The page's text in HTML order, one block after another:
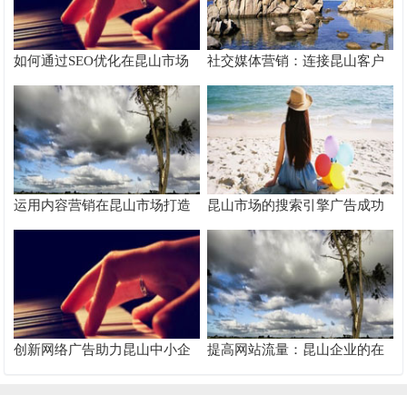
如何通过SEO优化在昆山市场
脱颖而出
社交媒体营销：连接昆山客户
的桥梁
运用内容营销在昆山市场打造
品牌影响力
昆山市场的搜索引擎广告成功
案例分析
创新网络广告助力昆山中小企
提高网站流量：昆山企业的在